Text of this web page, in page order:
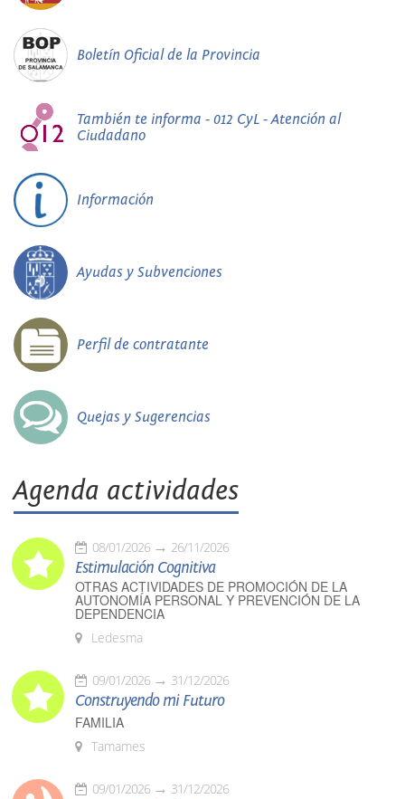
Boletín Oficial de la Provincia
También te informa - 012 CyL - Atención al
Ciudadano
Información
Ayudas y Subvenciones
Perfil de contratante
Quejas y Sugerencias
Agenda actividades
08/01/2026 26/11/2026
Estimulación Cognitiva
OTRAS ACTIVIDADES DE PROMOCIÓN DE LA
AUTONOMÍA PERSONAL Y PREVENCIÓN DE LA
DEPENDENCIA
Ledesma
09/01/2026 31/12/2026
Construyendo mi Futuro
FAMILIA
Tamames
09/01/2026 31/12/2026